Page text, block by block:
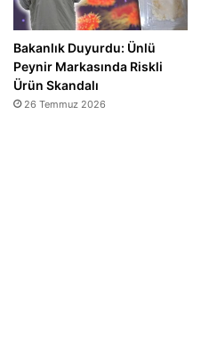
Bakanlık Duyurdu: Ünlü
Peynir Markasında Riskli
Ürün Skandalı
26 Temmuz 2026